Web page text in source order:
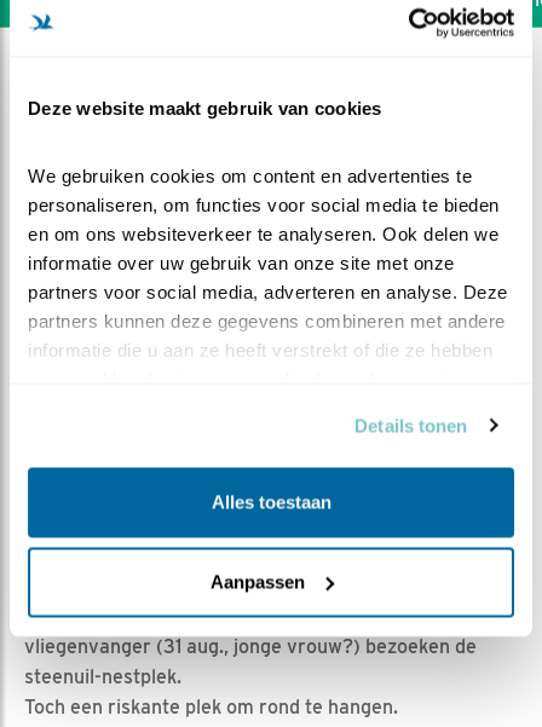
Deze website maakt gebruik van cookies
We gebruiken cookies om content en advertenties te
personaliseren, om functies voor social media te bieden
en om ons websiteverkeer te analyseren. Ook delen we
informatie over uw gebruik van onze site met onze
partners voor social media, adverteren en analyse. Deze
partners kunnen deze gegevens combineren met andere
informatie die u aan ze heeft verstrekt of die ze hebben
Details tonen
Alles toestaan
Aanpassen
Klein bezoek
Geert | Geplaatst op 31 augustus 2019, 23:55 |
Vind
Bewaar dit filmpje|
1030x
Koolmees, pimpelmees (30 aug.) en bonte
vliegenvanger (31 aug., jonge vrouw?) bezoeken de
steenuil-nestplek.
Toch een riskante plek om rond te hangen.